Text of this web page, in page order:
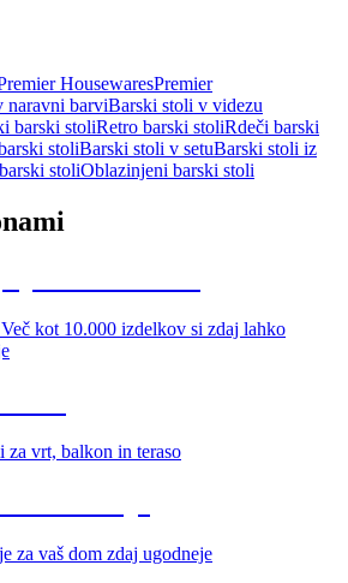
HousewaresPremier
naravni barviBarski stoli v videzu
barski stoliRetro barski stoliRdeči barski
stoliBarski stoli v setuBarski stoli iz
stoliOblazinjeni barski stoli
kot 10.000 izdelkov si zdaj lahko
za vrt, balkon in teraso
za vaš dom zdaj ugodneje